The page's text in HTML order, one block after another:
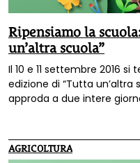
Ripensiamo la
un’altra scuola”
Il 10 e 11 settembre 2016
edizione di “Tutta
approda a due intere
AGRICOLTURA